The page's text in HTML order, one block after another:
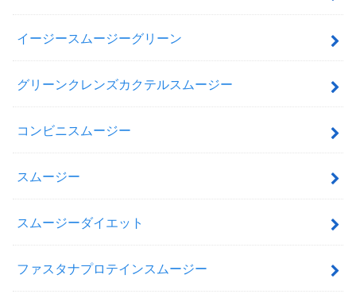
イージースムージーグリーン
グリーンクレンズカクテルスムージー
コンビニスムージー
スムージー
スムージーダイエット
ファスタナプロテインスムージー